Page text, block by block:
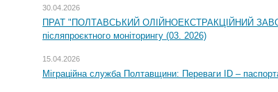
30.04.2026
ПРАТ "ПОЛТАВСЬКИЙ ОЛІЙНОЕКСТРАКЦІЙНИЙ
післяпроєктного моніторингу (03. 2026)
15.04.2026
Міграційна служба Полтавщини: Переваги ID –